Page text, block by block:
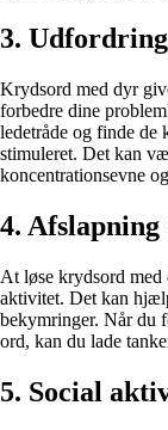
3.
Krydsord med dyr
forbedre dine
ledetråde og finde de
stimuleret. Det kan
koncentrationsevne
4.
At løse krydsord
aktivitet. Det kan
bekymringer. Når du
ord, kan du lade
5. Social